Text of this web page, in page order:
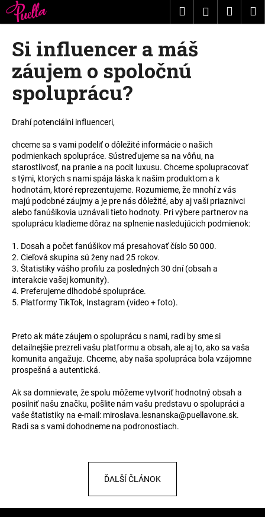
Prejsť
na
obsah
Hľadať
Si influencer a máš
záujem o spoločnú
spoluprácu?
Drahí potenciálni influenceri,
chceme sa s vami podeliť o dôležité informácie o našich
podmienkach spolupráce. Sústreďujeme sa na vôňu, na
starostlivosť, na pranie a na pocit luxusu. Chceme spolupracovať
s tými, ktorých s nami spája láska k našim produktom a k
hodnotám, ktoré reprezentujeme. Rozumieme, že mnohí z vás
majú podobné záujmy a je pre nás dôležité, aby aj vaši priaznivci
alebo fanúšikovia uznávali tieto hodnoty. Pri výbere partnerov na
spoluprácu kladieme dôraz na splnenie nasledujúcich podmienok:
1. Dosah a počet fanúšikov má presahovať číslo 50 000.
2. Cieľová skupina sú ženy nad 25 rokov.
3. Štatistiky vášho profilu za posledných 30 dní (obsah a
interakcie vašej komunity).
4. Preferujeme dlhodobé spolupráce.
5. Platformy TikTok, Instagram (video + foto).
Preto ak máte záujem o spoluprácu s nami, radi by sme si
detailnejšie prezreli vašu platformu a obsah, ale aj to, ako sa vaša
komunita angažuje. Chceme, aby naša spolupráca bola vzájomne
prospešná a autentická.
Ak sa domnievate, že spolu môžeme vytvoriť hodnotný obsah a
posilniť našu značku, pošlite nám vašu predstavu o spolupráci a
vaše štatistiky na e-mail: miroslava.lesnanska@puellavone.sk.
Radi sa s vami dohodneme na podronostiach.
ĎALŠÍ ČLÁNOK
K
o
Č
o
p
t
r
e
b
u
j
e
t
e
n
á
j
s
?
HĽADAŤ
r